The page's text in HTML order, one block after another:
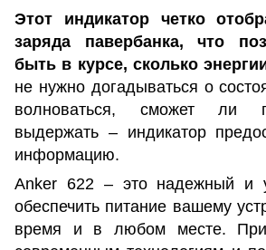
Этот индикатор четко
заряда павербанка, что
быть в курсе, сколько
не нужно догадываться о
волноваться, сможет ли
выдержать – индикатор
информацию.
Anker 622 – это надежный и
обеспечить питание вашему
время и в любом месте.